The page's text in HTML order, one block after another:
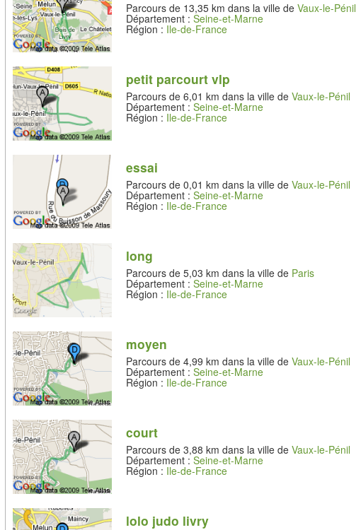
Parcours de 13,35 km dans la ville de Vaux-le-Pénil
Département : Seine-et-Marne
Région : Ile-de-France
petit parcourt vlp
Parcours de 6,01 km dans la ville de Vaux-le-Pénil
Département : Seine-et-Marne
Région : Ile-de-France
essai
Parcours de 0,01 km dans la ville de Vaux-le-Pénil
Département : Seine-et-Marne
Région : Ile-de-France
long
Parcours de 5,03 km dans la ville de Paris
Département : Seine-et-Marne
Région : Ile-de-France
moyen
Parcours de 4,99 km dans la ville de Vaux-le-Pénil
Département : Seine-et-Marne
Région : Ile-de-France
court
Parcours de 3,88 km dans la ville de Vaux-le-Pénil
Département : Seine-et-Marne
Région : Ile-de-France
lolo judo livry